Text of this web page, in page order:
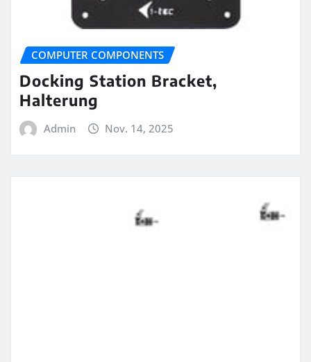
COMPUTER COMPONENTS
Docking Station Bracket,
Halterung
Admin Nov. 14, 2025